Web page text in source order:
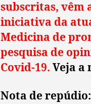
subscritas, vêm
iniciativa da
Medicina de
pesquisa de
Covid-19. Veja a
Nota de